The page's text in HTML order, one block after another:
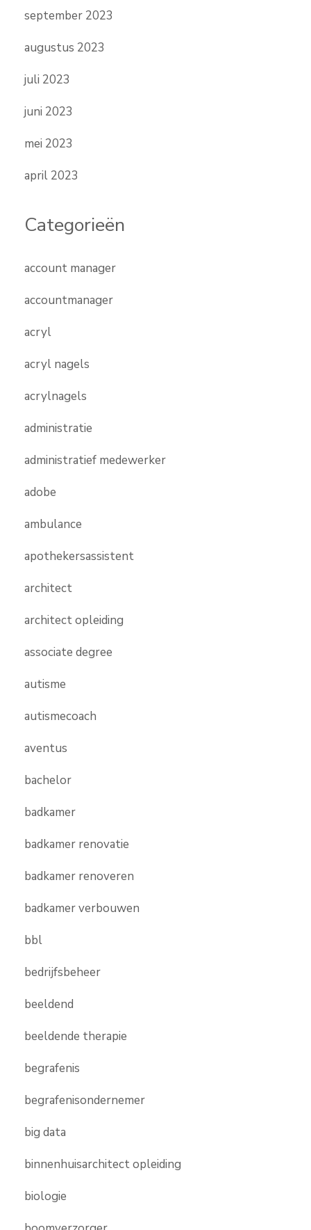
september 2023
augustus 2023
juli 2023
juni 2023
mei 2023
april 2023
Categorieën
account manager
accountmanager
acryl
acryl nagels
acrylnagels
administratie
administratief medewerker
adobe
ambulance
apothekersassistent
architect
architect opleiding
associate degree
autisme
autismecoach
aventus
bachelor
badkamer
badkamer renovatie
badkamer renoveren
badkamer verbouwen
bbl
bedrijfsbeheer
beeldend
beeldende therapie
begrafenis
begrafenisondernemer
big data
binnenhuisarchitect opleiding
biologie